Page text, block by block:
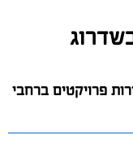
פרויקטים ברחבי